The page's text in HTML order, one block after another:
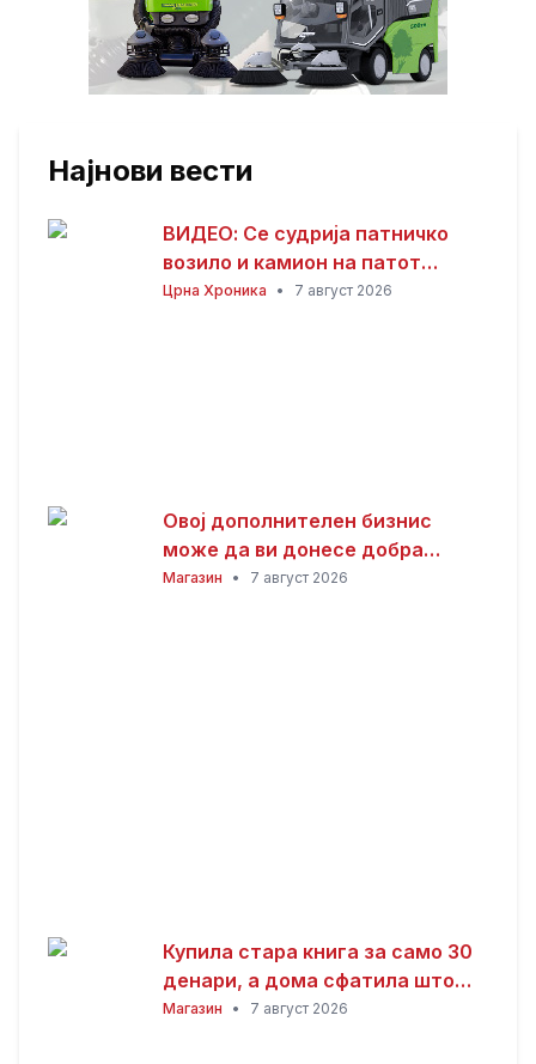
Најнови вести
ВИДЕО: Се судрија патничко
возило и камион на патот
Гостивар – Страж
Црна Хроника • 7 август 2026
Овој дополнителен бизнис
може да ви донесе добра
заработка од дома: Не ви треба
Магазин • 7 август 2026
Купила стара книга за само 30
денари, а дома сфатила што
всушност пронашла: „Како да
Магазин • 7 август 2026